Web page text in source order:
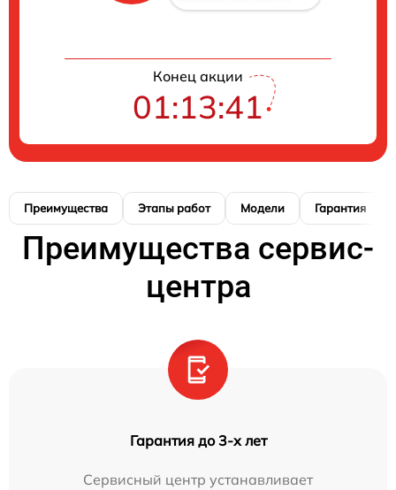
Конец акции
01:13:40
Преимущества Этапы работ Модели Гарантия
Преимущества сервис-
центра
Гарантия до 3-х лет
Сервисный центр устанавливает